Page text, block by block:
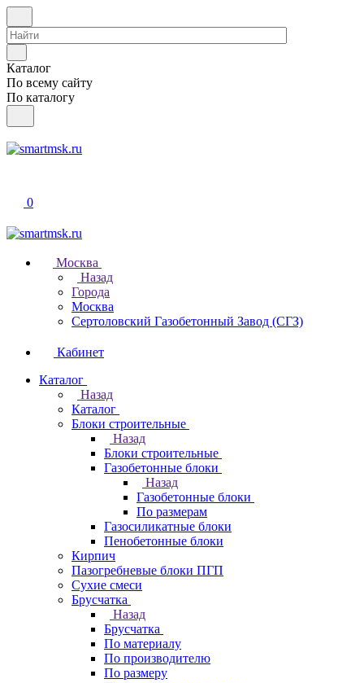
Каталог
По всему сайту
По каталогу
0
Москва
Назад
Города
Москва
Сертоловский Газобетонный Завод (СГЗ)
Кабинет
Каталог
Назад
Каталог
Блоки строительные
Назад
Блоки строительные
Газобетонные блоки
Назад
Газобетонные блоки
По размерам
Газосиликатные блоки
Пенобетонные блоки
Кирпич
Пазогребневые блоки ПГП
Сухие смеси
Брусчатка
Назад
Брусчатка
По материалу
По производителю
По размеру